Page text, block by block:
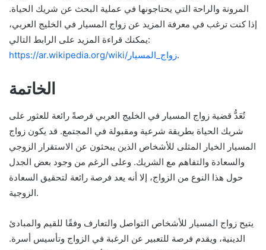
المرونة والراحة التي يحتاجونها في عملية البحث عن شريك الحياة.
إذا كنت ترغب في معرفة المزيد عن زواج المسيار في الخليج العربي،
يمكنك قراءة المزيد على الرابط التالي:
https://ar.wikipedia.org/wiki/زواج_المسيار.
الخاتمة
تُعَدُّ قضية زواج المسيار في الخليج العربي فرصةً رائعة للعثور على
شريك الحياة بطريقة شرعية ومقبولة في المجتمع. قد يكون زواج
المسيار الخيار المثلى للأشخاص الذين يبحثون عن الاستقرار الزوجي
والسعادة والتفاهم مع الشريك. وعلى الرغم من وجود بعض الجدل
حول هذا النوع من الزواج، إلا أنه يعد فرصة رائعة لتحقيق السعادة
الزوجية.
يتيح زواج المسيار للأشخاص التواصل والتعارف وفقًا للقيم والمبادئ
الدينية، ويقدم فرصة للتعبير عن الرغبة في الزواج وتأسيس أسرة.